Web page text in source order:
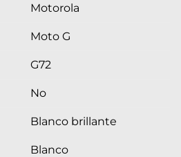
Motorola
Moto G
G72
No
Blanco brillante
Blanco